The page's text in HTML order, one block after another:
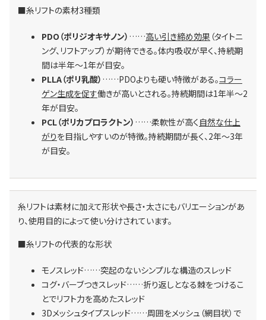
■糸リフトの素材3種類
PDO（ポリジオキサノン） ……高い引き締め効果 （タイトニ
ング、リフトアップ）が期待できる。体内吸収が早く、持続期
間は半年～1年が目安。
PLLA（ポリ乳酸） ……PDOよりも硬い特徴がある。コラー
ゲン生成を促す働きが高いとされる。持続期間は1年半〜2
年が目安。
PCL（ポリカプロラクトン） ……柔軟性が高く 自然な仕上
がりを目指しやすいのが特徴。持続期間が長く、2年〜3年
が目安。
糸リフトは素材に加えて形状や長さ・太さにもバリエーションがあ
り、使用目的によって使い分けされています。
■糸リフトの代表的な形状
モノスレッド……突起のないシンプルな構造のスレッド
コグ・バーブつきスレッド……折り返しとなる棘をつけるこ
とでリフト力を高めたスレッド
3Dメッシュタイプスレッド……周囲をメッシュ（網目状）で